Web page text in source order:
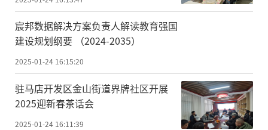
宸邦数据解决方案负责人解读教育强国
建设规划纲要 （2024-2035）
2025-01-24 16:15:20
驻马店开发区金山街道界牌社区开展
2025迎新春茶话会
2025-01-24 16:11:39